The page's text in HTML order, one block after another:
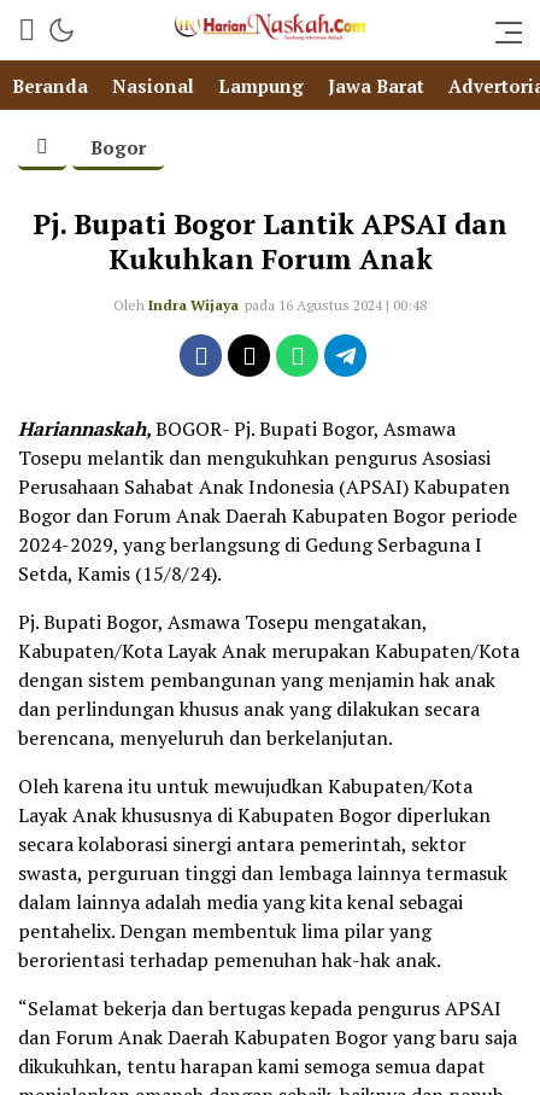
Beranda Nasional Lampung Jawa Barat
Bogor
Pj. Bupati Bogor Lantik APSAI dan
Kukuhkan Forum Anak
Oleh Indra Wijaya pada 16 Agustus 2024 | 00:48
Hariannaskah,BOGOR- Pj. Bupati Bogor, Asmawa
Tosepu melantik dan mengukuhkan pengurus Asosiasi
Perusahaan Sahabat Anak Indonesia (APSAI) Kabupaten
Bogor dan Forum Anak Daerah Kabupaten Bogor periode
2024-2029, yang berlangsung di Gedung Serbaguna I
Setda, Kamis (15/8/24).
Pj. Bupati Bogor, Asmawa Tosepu mengatakan,
Kabupaten/Kota Layak Anak merupakan Kabupaten/Kota
dengan sistem pembangunan yang menjamin hak anak
dan perlindungan khusus anak yang dilakukan secara
berencana, menyeluruh dan berkelanjutan.
Oleh karena itu untuk mewujudkan Kabupaten/Kota
Layak Anak khususnya di Kabupaten Bogor diperlukan
secara kolaborasi sinergi antara pemerintah, sektor
swasta, perguruan tinggi dan lembaga lainnya termasuk
dalam lainnya adalah media yang kita kenal sebagai
pentahelix. Dengan membentuk lima pilar yang
berorientasi terhadap pemenuhan hak-hak anak.
“Selamat bekerja dan bertugas kepada pengurus APSAI
dan Forum Anak Daerah Kabupaten Bogor yang baru saja
dikukuhkan, tentu harapan kami semoga semua dapat